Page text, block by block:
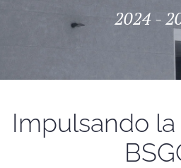
2024 -
Impulsando